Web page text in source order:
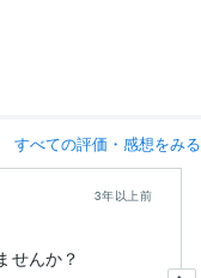
すべての評価・感想をみる
3年以上前
せんか？